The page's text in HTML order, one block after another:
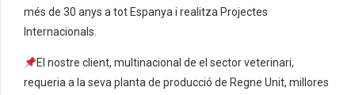
més de 30 anys a tot Espanya i realitza Projectes
Internacionals.
El nostre client, multinacional de el sector veterinari,
requeria a la seva planta de producció de Regne Unit, millores